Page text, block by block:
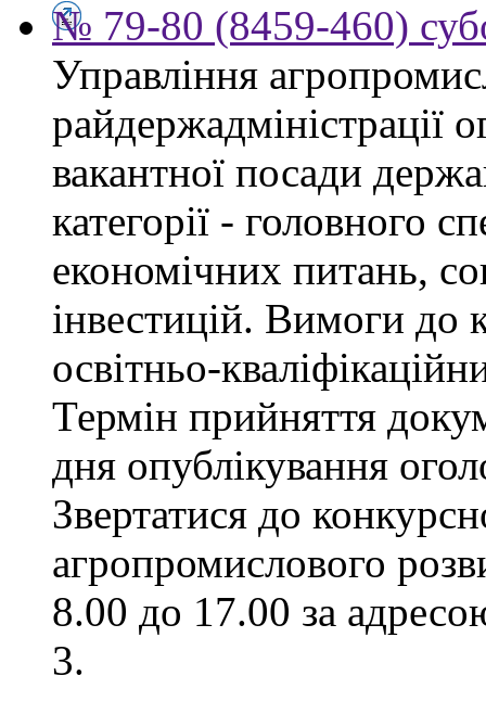
№ 79-80 (8459-460)
Управління
райдержадміністрації
вакантної посади
категорії - головного
економічних питань,
інвестицій. Вимоги до
освітньо-
Термін прийняття
дня опублікування
Звертатися до
агропромислового
8.00 до 17.00 за
3.